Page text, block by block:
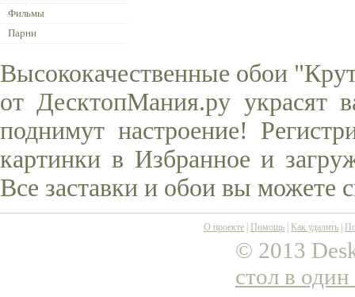
Фильмы
Парни
Высококачественные обои
от ДесктопМания.ру украсят
поднимут настроение!
картинки в Избранное и
Все заставки и обои вы можете
О проекте Помощь Как удалить
© 2013
стол в